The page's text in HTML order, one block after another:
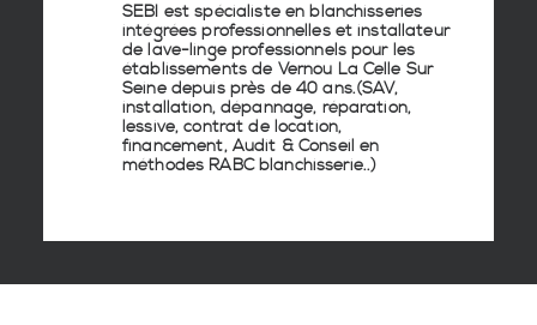
SEBI est spécialiste en blanchisseries
intégrées professionnellesetinstallateur
de lave-lingeprofessionnels pour les
établissements de Vernou La Celle Sur
Seinedepuis près de 40 ans.(SAV,
installation, dépannage, réparation,
lessive, contrat de location,
financement, Audit & Conseil en
méthodes RABC blanchisserie..)